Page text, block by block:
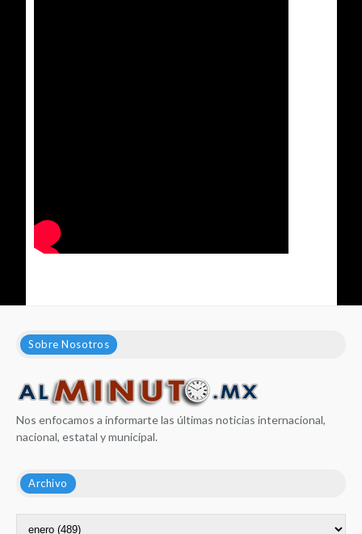
Sobre Nosotros
Nos enfocamos a informarte las últimas noticias internacional,
nacional, estatal y municipal.
Archivo